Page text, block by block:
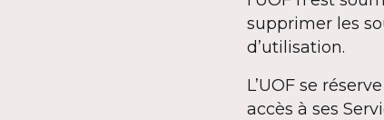
supprimer les
d’utilisation.
L’UOF se
accès à ses